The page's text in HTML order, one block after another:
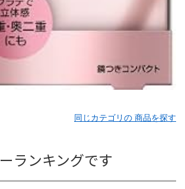
同じカテゴリの 商品を探す
ランキングです